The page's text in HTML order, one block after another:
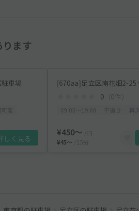
ります
車場
しく見る
0 （0件）
¥450〜
/日
¥45〜
/15分